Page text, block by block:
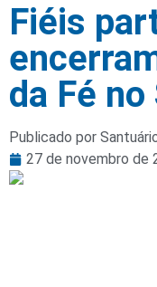
Fiéis
da Fé
Publicado por
27 de novembro de